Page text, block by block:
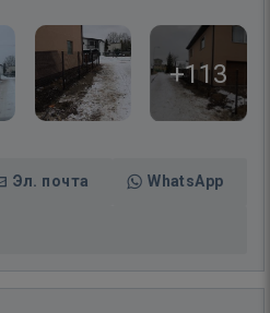
+113
Эл. почта WhatsApp